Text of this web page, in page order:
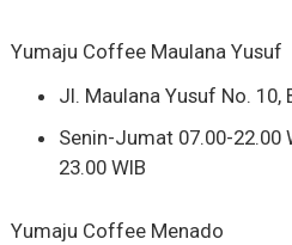
Yumaju Coffee Maulana Yusuf
Jl. Maulana Yusuf No. 10,
Senin-Jumat 07.00-22.00
23.00 WIB
Yumaju Coffee Menado